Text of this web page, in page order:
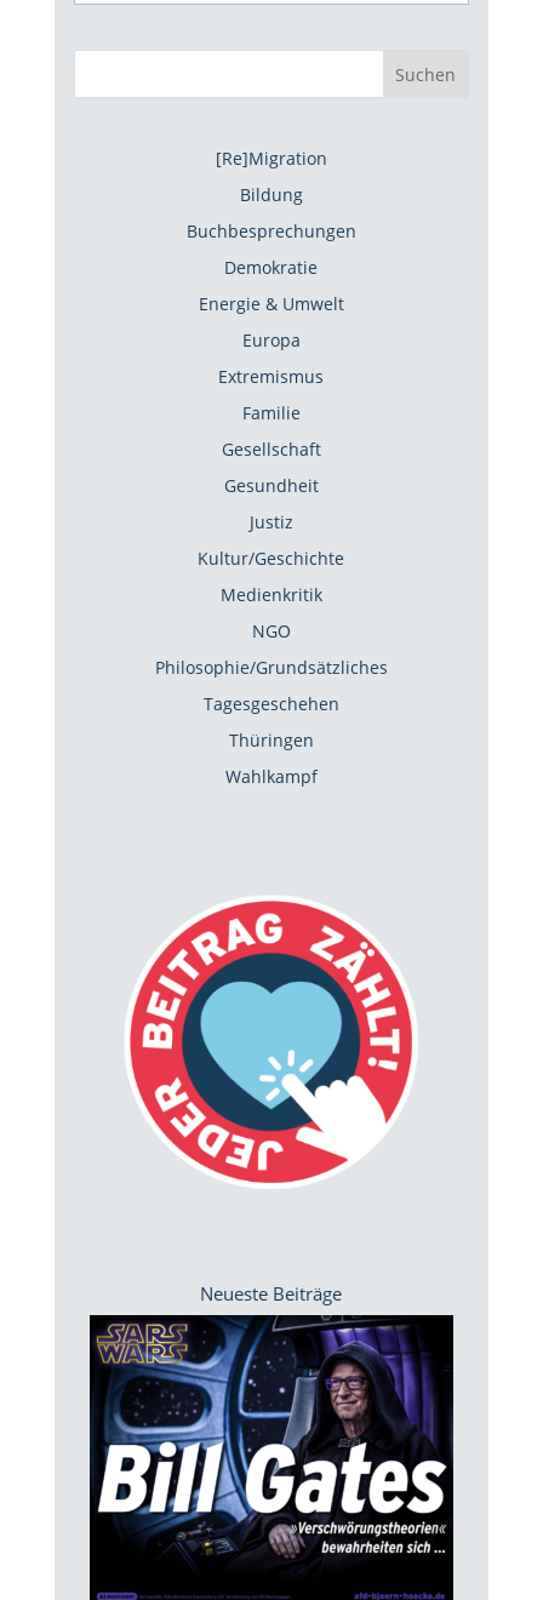
Suchen
[Re]Migration
Bildung
Buchbesprechungen
Demokratie
Energie & Umwelt
Europa
Extremismus
Familie
Gesellschaft
Gesundheit
Justiz
Kultur/Geschichte
Medienkritik
NGO
Philosophie/Grundsätzliches
Tagesgeschehen
Thüringen
Wahlkampf
Neueste Beiträge